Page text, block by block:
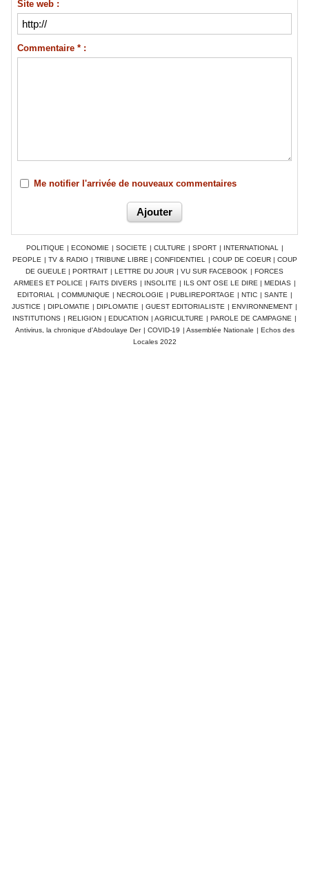
Site web :
Commentaire * :
Me notifier l'arrivée de nouveaux commentaires
POLITIQUE | ECONOMIE | SOCIETE | CULTURE | SPORT | INTERNATIONAL
|
PEOPLE | TV & RADIO | TRIBUNE LIBRE | CONFIDENTIEL | COUP DE COEUR | COUP
DE GUEULE | PORTRAIT | LETTRE DU JOUR | VU SUR FACEBOOK | FORCES
ARMEES ET POLICE | FAITS DIVERS | INSOLITE | ILS ONT OSE LE DIRE | MEDIAS |
EDITORIAL
| COMMUNIQUE | NECROLOGIE | PUBLIREPORTAGE | NTIC | SANTE |
JUSTICE | DIPLOMATIE | DIPLOMATIE | GUEST EDITORIALISTE | ENVIRONNEMENT |
INSTITUTIONS | RELIGION | EDUCATION | AGRICULTURE | PAROLE DE CAMPAGNE |
Antivirus, la chronique d'Abdoulaye Der | COVID-19 | Assemblée Nationale | Echos des
Locales 2022